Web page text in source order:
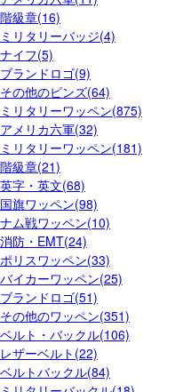
階級章(16)
ミリタリーバッジ(4)
ナイフ(5)
ブランドロゴ(9)
その他のピンズ(64)
ミリタリーワッペン(875)
アメリカ六軍(32)
ミリタリーワッペン(181)
階級章(21)
英字・英文(68)
国旗ワッペン(98)
ナム戦ワッペン(10)
消防・EMT(24)
ポリスワッペン(33)
バイカーワッペン(25)
ブランドロゴ(51)
その他のワッペン(351)
ベルト・バックル(106)
レザーベルト(22)
ベルトバックル(84)